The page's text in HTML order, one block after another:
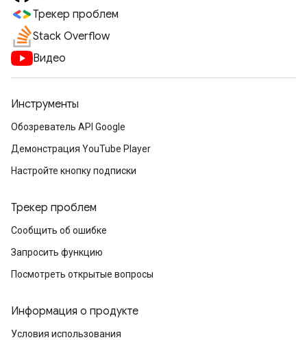
Трекер проблем
Stack Overflow
Видео
Инструменты
Обозреватель API Google
Демонстрация YouTube Player
Настройте кнопку подписки
Трекер проблем
Сообщить об ошибке
Запросить функцию
Посмотреть открытые вопросы
Информация о продукте
Условия использования